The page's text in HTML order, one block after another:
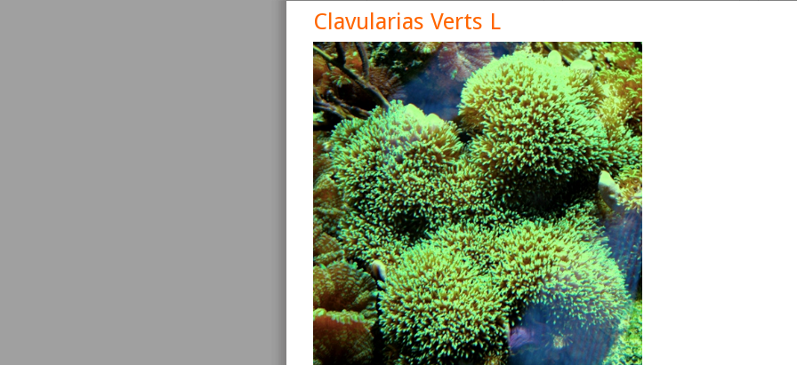
Siganus vulpinus
Détails
Canthigaster valentini
Paracanthurus hepatus Arothron nigropunctatus
Clavularias Verts L